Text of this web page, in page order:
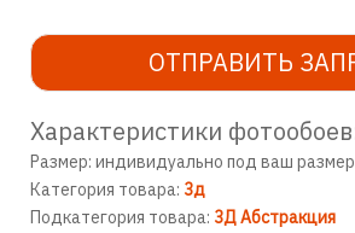
ОТПРАВИТЬ
Характеристики
Размер: индивидуально под ваш размер
Категория товара: 3д
Подкатегория товара: 3Д Абстракция